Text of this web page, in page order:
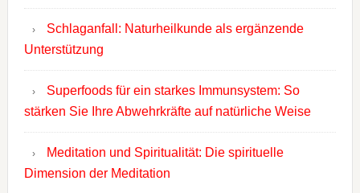
Schlaganfall: Naturheilkunde als ergänzende
Unterstützung
Superfoods für ein starkes Immunsystem: So
stärken Sie Ihre Abwehrkräfte auf natürliche Weise
Meditation und Spiritualität: Die spirituelle
Dimension der Meditation